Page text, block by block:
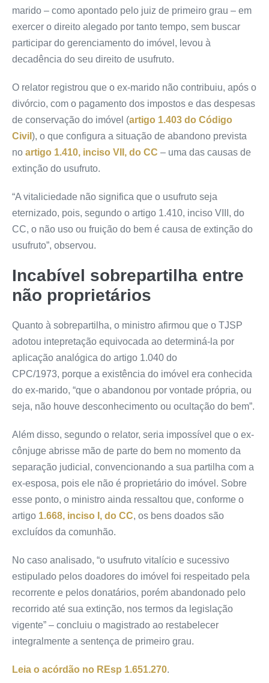
marido – como apontado pelo juiz de primeiro grau – em
exercer o direito alegado por tanto tempo, sem buscar
participar do gerenciamento do imóvel, levou à
decadência do seu direito de usufruto.
O relator registrou que o ex-marido não contribuiu, após o
divórcio, com o pagamento dos impostos e das despesas
de conservação do imóvel (artigo 1.403 do Código
Civil ), o que configura a situação de abandono prevista
no artigo 1.410, inciso VII, do CC – uma das causas de
extinção do usufruto.
“A vitaliciedade não significa que o usufruto seja
eternizado, pois, segundo o artigo 1.410, inciso VIII, do
CC, o não uso ou fruição do bem é causa de extinção do
usufruto”, observou.
Incabível sobrepartilha entre
não proprietários
Quanto à sobrepartilha, o ministro afirmou que o TJSP
adotou intepretação equivocada ao determiná-la por
aplicação analógica do artigo 1.040 do
CPC/1973, porque a existência do imóvel era conhecida
do ex-marido, “que o abandonou por vontade própria, ou
seja, não houve desconhecimento ou ocultação do bem”.
Além disso, segundo o relator, seria impossível que o ex-
cônjuge abrisse mão de parte do bem no momento da
separação judicial, convencionando a sua partilha com a
ex-esposa, pois ele não é proprietário do imóvel. Sobre
esse ponto, o ministro ainda ressaltou que, conforme o
artigo 1.668, inciso I, do CC, os bens doados são
excluídos da comunhão.
No caso analisado, “o usufruto vitalício e sucessivo
estipulado pelos doadores do imóvel foi respeitado pela
recorrente e pelos donatários, porém abandonado pelo
recorrido até sua extinção, nos termos da legislação
vigente” – concluiu o magistrado ao restabelecer
integralmente a sentença de primeiro grau.
Leia o acórdão no REsp 1.651.270.